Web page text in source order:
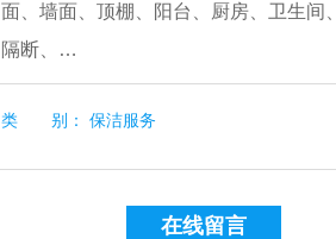
面、墙面、顶棚、阳台、厨房、卫生间
隔断、…
类 别： 保洁服务
在线留言